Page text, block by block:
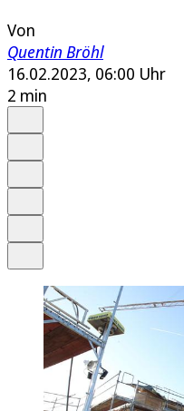
Von
Quentin Bröhl
16.02.2023, 06:00 Uhr
2 min